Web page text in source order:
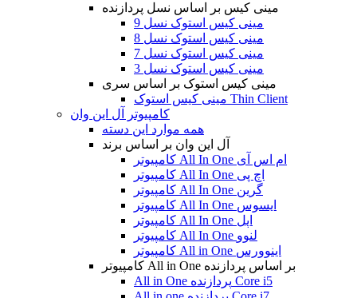
مینی کیس بر اساس نسل پردازنده
مینی کیس استوک نسل 9
مینی کیس استوک نسل 8
مینی کیس استوک نسل 7
مینی کیس استوک نسل 3
مینی کیس استوک بر اساس سری
مینی کیس استوک Thin Client
کامپیوتر آل این وان
همه موارد این دسته
آل این وان بر اساس برند
کامپیوتر All In One ام اس آی
کامپیوتر All In One اچ پی
کامپیوتر All In One گرین
کامپیوتر All In One ایسوس
کامپیوتر All In One اپل
کامپیوتر All In One لنوو
کامپیوتر All in One اینوورس
کامپیوتر All in One بر اساس پردازنده
All in One پردازنده Core i5